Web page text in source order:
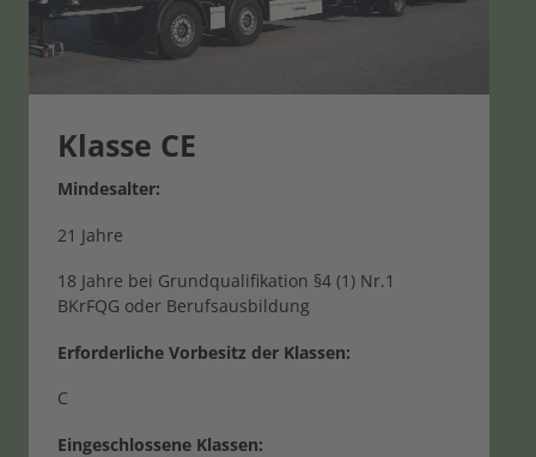
Klasse CE
Mindesalter:
21 Jahre
18 Jahre bei Grundqualifikation §4 (1) Nr.1
BKrFQG oder Berufsausbildung
Erforderliche Vorbesitz der Klassen:
C
Eingeschlossene Klassen: